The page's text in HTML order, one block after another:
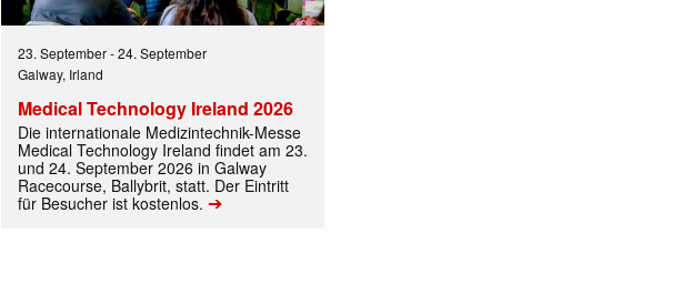
23. September-24. September
Galway, Irland
Medical Technology Ireland 2026
Die internationale Medizintechnik-Messe
Medical Technology Ireland findet am 23.
und 24. September 2026 in Galway
Racecourse, Ballybrit, statt. Der Eintritt
für Besucher ist kostenlos. ➔